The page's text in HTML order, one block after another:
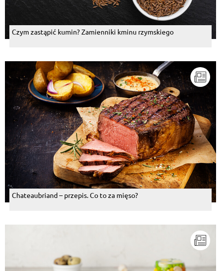
Czym zastąpić kumin? Zamienniki kminu rzymskiego
Chateaubriand – przepis. Co to za mięso?